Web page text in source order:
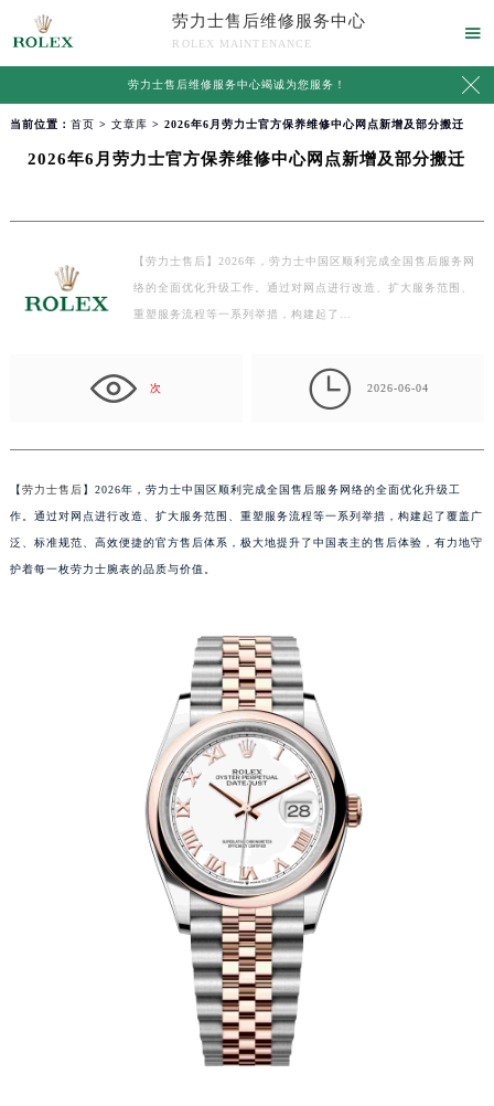
劳力士售后维修服务中心
ROLEX MAINTENANCE

劳力士售后维修服务中心竭诚为您服务！ 
当前位置： 首页 > 文章库 > 2026年6月劳力士官方保养维修中心网点新增及部分搬迁
2026年6月劳力士官方保养维修中心网点新增及部分搬迁
【劳力士售后】2026年，劳力士中国区顺利完成全国售后服务网
络的全面优化升级工作。通过对网点进行改造、扩大服务范围、
重塑服务流程等一系列举措，构建起了…
次  2026-06-04
【劳力士售后】2026年，劳力士中国区顺利完成全国售后服务网络的全面优化升级工
作。通过对网点进行改造、扩大服务范围、重塑服务流程等一系列举措，构建起了覆盖广
泛、标准规范、高效便捷的官方售后体系，极大地提升了中国表主的售后体验，有力地守
护着每一枚劳力士腕表的品质与价值。